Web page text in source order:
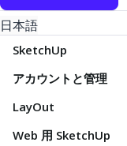
日本語
SketchUp
アカウントと管理
LayOut
Web 用 SketchUp